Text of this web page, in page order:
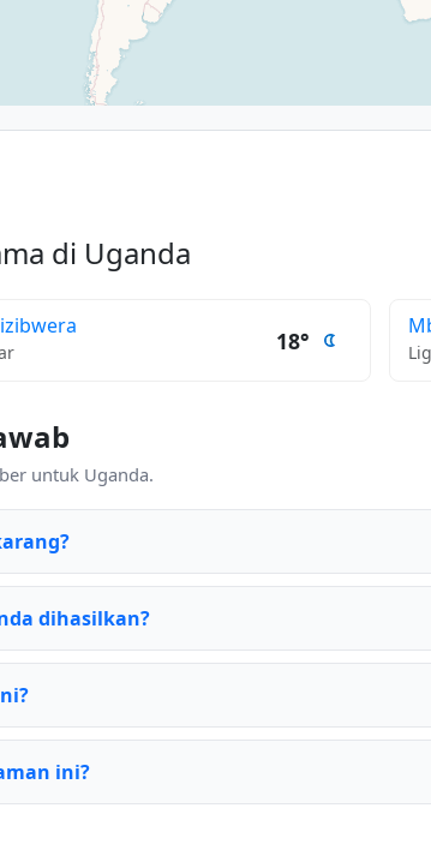
di Uganda
18°
untuk Uganda.
dihasilkan?
ini?